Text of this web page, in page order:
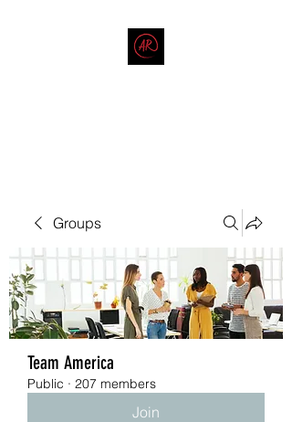
Groups
Team America
Public · 207 members
Join